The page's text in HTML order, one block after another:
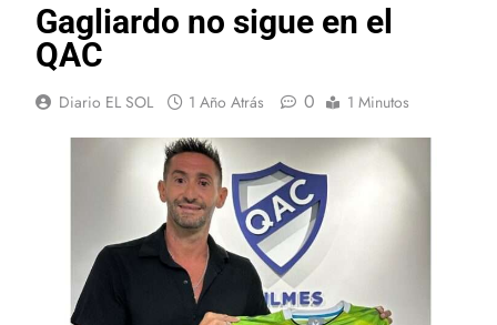
Gagliardo no sigue en el
QAC
Diario EL SOL 1 Año Atrás 0 1 Minutos